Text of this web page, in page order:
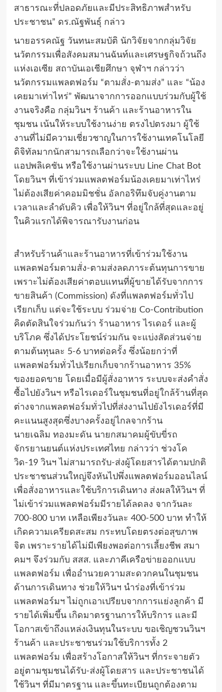
สาธารณะที่ปลอดภัยและมีประสิทธิภาพสำหรับ
ประชาชน” ดร.ณัฐพันธุ์ กล่าว
นายอรรคณัฐ วันทนะสมบัติ นักวิจัยจากกลุ่มวิจัย
นวัตกรรมเพื่อสังคมสมานฉันท์และเศรษฐกิจถ้วนถึง
แห่งเอเซีย สถาบันเอเชียศึกษา จุฬาฯ กล่าวว่า
นวัตกรรมแพลตฟอร์ม “ตามสั่ง-ตามส่ง” และ “น้อง
เคยมาเท่าไหร่” พัฒนาจากการออกแบบร่วมกับผู้ใช้
งานจริงคือ กลุ่มวินฯ ร้านค้า และร้านอาหารใน
ชุมชน เน้นให้ระบบใช้งานง่าย ตรงไปตรงมา ผู้ใช้
งานที่ไม่มีความเชี่ยวชาญในการใช้งานเทคโนโลยี
ดิจิทัลมากนักสามารถเลือกว่าจะใช้งานผ่าน
แอปพลิเคชัน หรือใช้งานผ่านระบบ Line Chat Bot
โดยวินฯ ที่เข้าร่วมแพลตฟอร์มน้องเคยมาเท่าไหร่
ไม่ต้องเสียค่าคอมมิชชั่น อัลกอริทึมจับคู่งานตาม
เวลาและลำดับคิว เพื่อให้วินฯ ที่อยู่ใกล้ที่สุดและอยู่
ในคิวแรกได้พิจารณารับงานก่อน
สำหรับร้านค้าและร้านอาหารที่เข้าร่วมใช้งาน
แพลตฟอร์มตามสั่ง-ตามส่งลดภาระต้นทุนการขาย
เพราะไม่ต้องเสียค่าตอบแทนที่ผู้ขายได้รับจากการ
ขายสินค้า (Commission) ดังที่แพลตฟอร์มทั่วไป
เรียกเก็บ แต่จะใช้ระบบ ร่วมจ่าย Co-Contribution
คิดตัดสินใจร่วมกันว่า ร้านอาหาร ไรเดอร์ และผู้
บริโภค ซึ่งได้ประโยชน์ร่วมกัน จะแบ่งสัดส่วนจ่าย
ตามต้นทุนละ 5-6 บาทต่อครั้ง ซึ่งน้อยกว่าที่
แพลตฟอร์มทั่วไปเรียกเก็บจากร้านอาหาร 35%
ของยอดขาย โดยเมื่อมีผู้สั่งอาหาร ระบบจะส่งคำสั่ง
ซื้อไปยังวินฯ หรือไรเดอร์ในชุมชนที่อยู่ใกล้ร้านที่สุด
ต่างจากแพลตฟอร์มทั่วไปที่ส่งงานไปยังไรเดอร์ที่มี
คะแนนสูงสุดซึ่งบางครั้งอยู่ไกลจากร้าน
นายเฉลิม ทองมะดัน นายกสมาคมผู้ขับขี่รถ
จักรยานยนต์แห่งประเทศไทย กล่าวว่า ช่วงโค
วิด-19 วินฯ ไม่สามารถรับ-ส่งผู้โดยสารได้ตามปกติ
ประชาชนส่วนใหญ่จึงหันไปพึ่งแพลตฟอร์มออนไลน์
เพื่อสั่งอาหารและใช้บริการเดินทาง ส่งผลให้วินฯ ที่
ไม่เข้าร่วมแพลตฟอร์มมีรายได้ลดลง จากวันละ
700-800 บาท เหลือเพียงวันละ 400-500 บาท ทำให้
เกิดความเครียดสะสม กระทบโดยตรงต่อสุขภาพ
จิต เพราะรายได้ไม่มีเพียงพอต่อการเลี้ยงชีพ สมา
คมฯ จึงร่วมกับ สสส. และภาคีเครือข่ายออกแบบ
แพลตฟอร์ม เพื่ออำนวยความสะดวกคนในชุมชน
ด้านการเดินทาง ช่วยให้วินฯ นำร่องที่เข้าร่วม
แพลตฟอร์มฯ ไม่ถูกเอาเปรียบจากการแย่งลูกค้า มี
รายได้เพิ่มขึ้น เกิดมาตรฐานการให้บริการ และมี
โอกาสเข้าถึงแหล่งเงินทุนในระบบ ขอเชิญชวนวินฯ
ร้านค้า และประชาชนร่วมใช้บริการทั้ง 2
แพลตฟอร์ม เพื่อสร้างโอกาสให้วินฯ ที่กระจายตัว
อยู่ตามชุมชนได้รับ-ส่งผู้โดยสาร และประชาชนได้
ใช้วินฯ ที่มีมาตรฐาน และขึ้นทะเบียนถูกต้องตาม